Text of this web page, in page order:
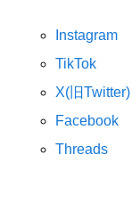
Instagram
TikTok
X(旧Twitter)
Facebook
Threads